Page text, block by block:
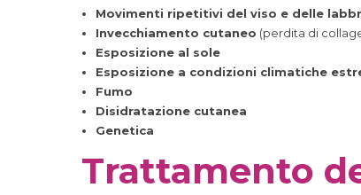
Movimenti ripetitivi del viso e delle
Invecchiamento cutaneo (perdita di
Esposizione al sole
Esposizione a condizioni climatiche
Fumo
Disidratazione cutanea
Genetica
Trattamento